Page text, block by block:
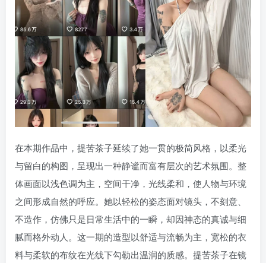
ChatGPT
说：
在本期作品中，提苦茶子延续了她一贯的极简风格，以柔光
与留白的构图，呈现出一种静谧而富有层次的艺术氛围。整
体画面以浅色调为主，空间干净，光线柔和，使人物与环境
之间形成自然的呼应。她以轻松的姿态面对镜头，不刻意、
不造作，仿佛只是日常生活中的一瞬，却因神态的真诚与细
腻而格外动人。这一期的造型以舒适与流畅为主，宽松的衣
料与柔软的布纹在光线下勾勒出温润的质感。提苦茶子在镜